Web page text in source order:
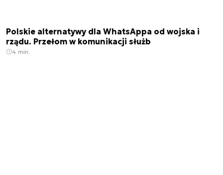
Polskie alternatywy dla WhatsAppa od wojska i
rządu. Przełom w komunikacji służb
4 min.